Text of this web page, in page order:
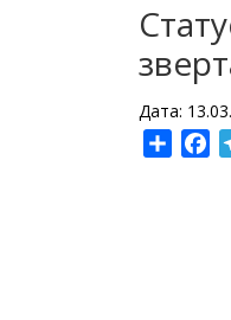
Дата:
Share